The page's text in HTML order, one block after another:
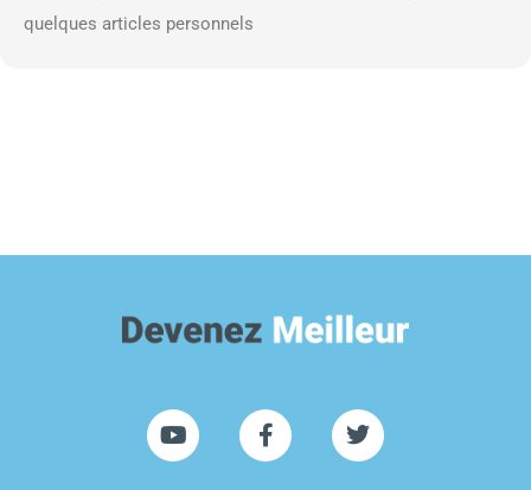
quelques articles personnels